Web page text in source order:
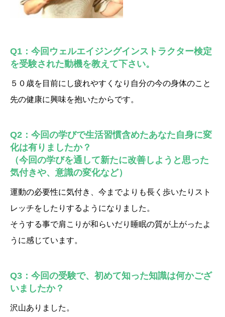
Q1：今回ウェルエイジングインストラクター検定
を受験された動機を教えて下さい。
５０歳を目前にし疲れやすくなり自分の今の身体のこと
先の健康に興味を抱いたからです。
Q2：今回の学びで生活習慣含めたあなた自身に変
化は有りましたか？
（今回の学びを通して新たに改善しようと思った
気付きや、意識の変化など）
運動の必要性に気付き、今までよりも長く歩いたりスト
レッチをしたりするようになりました。
そうする事で肩こりが和らいだり睡眠の質が上がったよ
うに感じています。
Q3：今回の受験で、初めて知った知識は何かござ
いましたか？
沢山ありました。